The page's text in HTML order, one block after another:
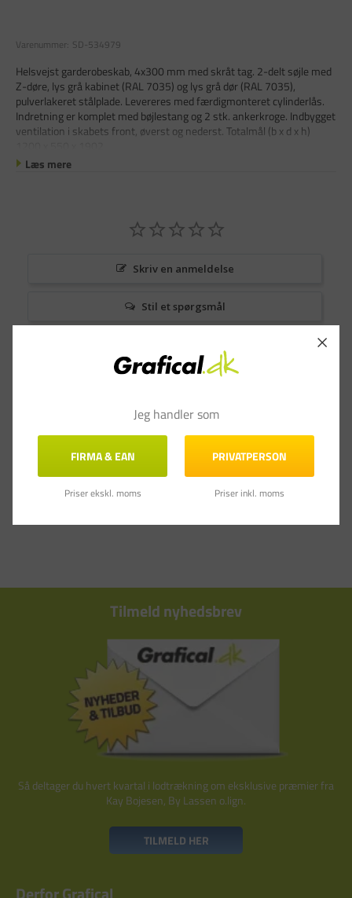
Varenummer: SD-534979
Helsvejst garderobeskab, 4x300 mm med skråt tag. 2-delt søjle med
Z-døre, lys grå kabinet (RAL 7035) og lys grå dør (RAL 7035),
pulverlakeret stålplade. Levereres med færdigmonteret cylinderlås.
Indretning er komplet med bøjlestang og 2 stk. ankerkroge. Indbygget
ventilation i skabets front, øverst og nederst. Totalmål (b x d x h)
Læs mere
Skriv en anmeldelse
Stil et spørgsmål
Tilmeld nyhedsbrev
Så deltager du hvert kvartal i lodtrækning om eksklusive præmier fra
Kay Bojesen, By Lassen o.lign.
TILMELD HER
Jeg handler som
FIRMA & EAN
Priser ekskl. moms
PRIVATPERSON
Priser inkl. moms